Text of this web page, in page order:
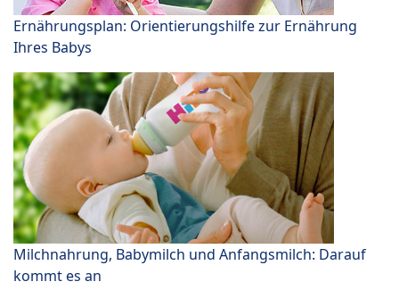
Ernährungsplan: Orientierungshilfe zur Ernährung
Ihres Babys
Milchnahrung, Babymilch und Anfangsmilch: Darauf
kommt es an